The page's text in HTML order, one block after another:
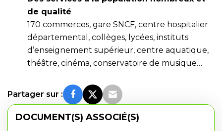
de qualité
170 commerces, gare SNCF, centre hospitalier
départemental, collèges, lycées, instituts
d’enseignement supérieur, centre aquatique,
théâtre, cinéma, conservatoire de musique…
Partager sur :
DOCUMENT(S) ASSOCIÉ(S)